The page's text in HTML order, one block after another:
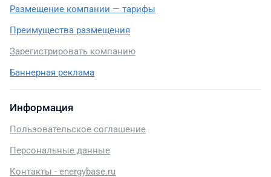
Размещение компании — тарифы
Преимущества размещения
Зарегистрировать компанию
Баннерная реклама
Информация
Пользовательское соглашение
Персональные данные
Контакты - energybase.ru